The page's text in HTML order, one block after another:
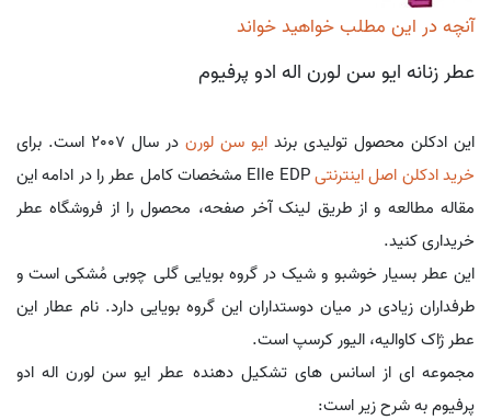
آنچه در این مطلب خواهید خواند
عطر زنانه ایو سن لورن اله ادو پرفیوم
این ادکلن محصول تولیدی برند ایو سن لورن در سال 2007 است. برای
خرید ادکلن اصل اینترنتی
Elle EDP مشخصات کامل عطر را در ادامه این
مقاله مطالعه و از طریق لینک آخر صفحه، محصول را از فروشگاه عطر
خریداری کنید.
این عطر بسیار خوشبو و شیک در گروه بویایی گلی چوبی مُشکی است و
طرفداران زیادی در میان دوستداران این گروه بویایی دارد. نام عطار این
عطر ژاک کاوالیه، الیور کرسپ است.
مجموعه ای از اسانس های تشکیل دهنده عطر ایو سن لورن اله ادو
پرفیوم به شرح زیر است: